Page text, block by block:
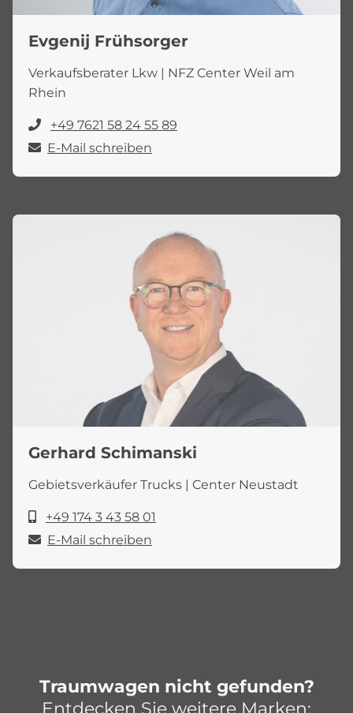
Evgenij Frühsorger
Verkaufsberater Lkw | NFZ Center Weil am
Rhein
+49 7621 58 24 55 89
E-Mail schreiben
Gerhard Schimanski
Gebietsverkäufer Trucks | Center Neustadt
+49 174 3 43 58 01
E-Mail schreiben
Traumwagen nicht gefunden?
Entdecken Sie weitere Marken: